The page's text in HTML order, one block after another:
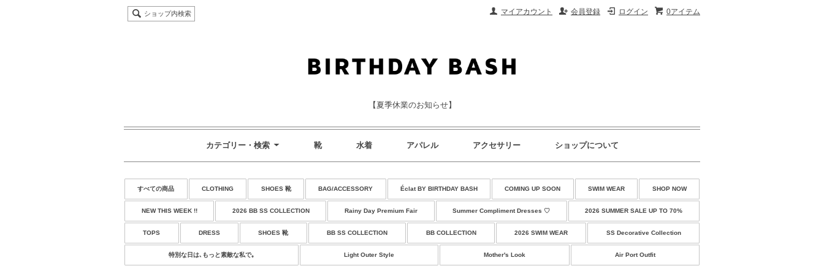
0アイテム
ログイン
会員登録
マイアカウント
ショップ内検索
【夏季休業のお知らせ】
カテゴリー・検索 靴 水着 アパレル アクセサリー ショップについて
すべての商品 CLOTHING SHOES 靴 BAG/ACCESSORY Éclat BY BIRTHDAY BASH COMING UP SOON SWIM WEAR SHOP NOW
NEW THIS WEEK !! 2026 BB SS COLLECTION Rainy Day Premium Fair Summer Compliment Dresses ♡ 2026 SUMMER SALE UP TO 70%
TOPS DRESS SHOES 靴 BB SS COLLECTION BB COLLECTION 2026 SWIM WEAR SS Decorative Collection
特別な日は､もっと素敵な私で｡ Light Outer Style Mother's Look Air Port Outfit